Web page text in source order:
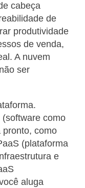
cabeça
de
produtividade
de venda,
A nuvem
ser
como
como
(plataforma
e
aluga